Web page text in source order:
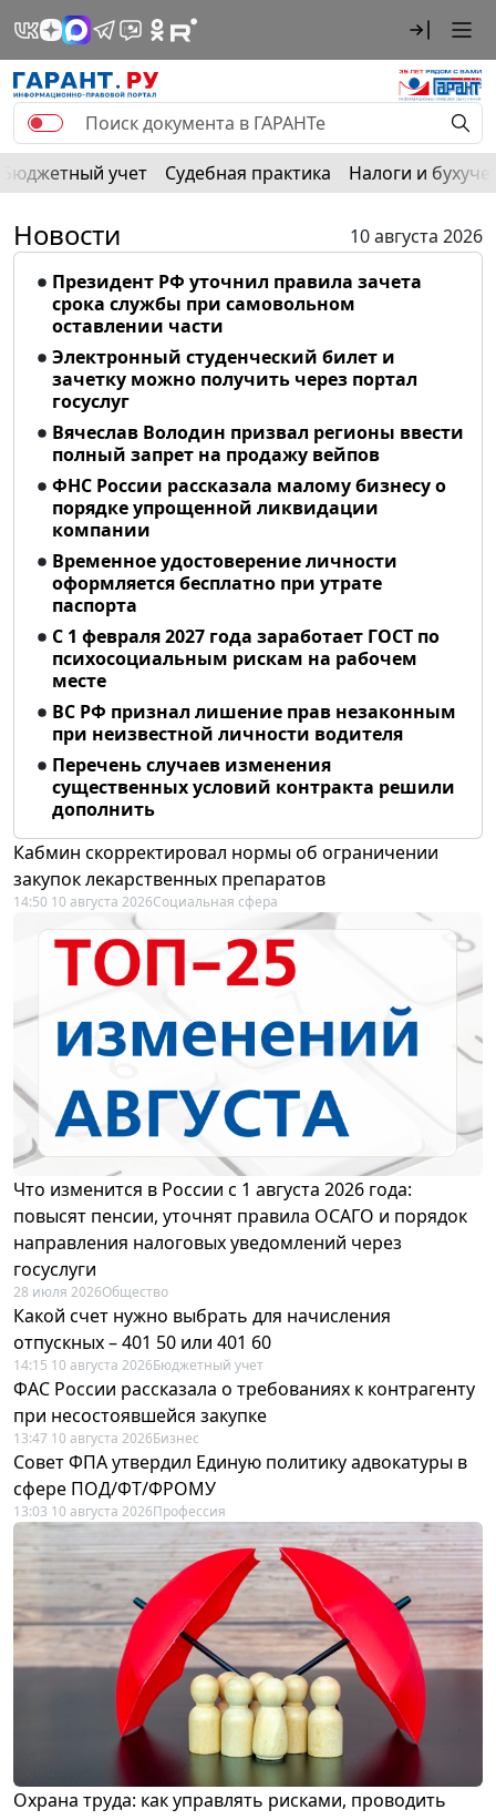
Бюджетный учет Судебная практика Налоги и
Новости
10 августа 2026
Президент РФ уточнил правила зачета
срока службы при самовольном
оставлении части
Электронный студенческий билет и
зачетку можно получить через портал
госуслуг
Вячеслав Володин призвал регионы ввести
полный запрет на продажу вейпов
ФНС России рассказала малому бизнесу о
порядке упрощенной ликвидации
компании
Временное удостоверение личности
оформляется бесплатно при утрате
паспорта
С 1 февраля 2027 года заработает ГОСТ по
психосоциальным рискам на рабочем
месте
ВС РФ признал лишение прав незаконным
при неизвестной личности водителя
Перечень случаев изменения
существенных условий контракта решили
дополнить
Кабмин скорректировал нормы об ограничении
закупок лекарственных препаратов
14:50 10 августа 2026Социальная сфера
Что изменится в России с 1 августа 2026 года:
повысят пенсии, уточнят правила ОСАГО и порядок
направления налоговых уведомлений через
госуслуги
28 июля 2026Общество
Какой счет нужно выбрать для начисления
отпускных – 401 50 или 401 60
14:15 10 августа 2026Бюджетный учет
ФАС России рассказала о требованиях к контрагенту
при несостоявшейся закупке
13:47 10 августа 2026Бизнес
Совет ФПА утвердил Единую политику адвокатуры в
сфере ПОД/ФТ/ФРОМУ
13:03 10 августа 2026Профессия
Охрана труда: как управлять рисками, проводить